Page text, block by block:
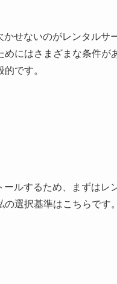
せないのがレンタルサ
めにはさまざまな条件
です。
ルするため、まずはレ
選択基準はこちらです。